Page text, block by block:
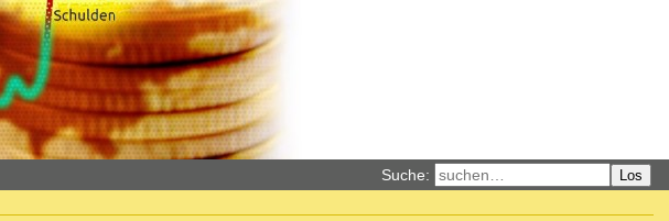
Suche: Los